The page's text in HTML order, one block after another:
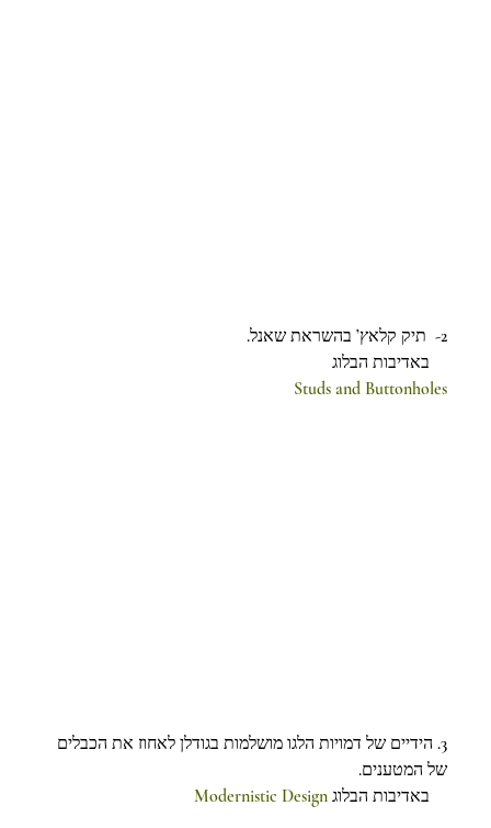
2-  תיק קלאץ’ בהשראת שאנל.
באדיבות הבלוג
Studs and Buttonholes
3. הידיים של דמויות הלגו מושלמות בגודלן לאחוז את הכבלים
של המטענים.
באדיבות הבלוג Modernistic Design